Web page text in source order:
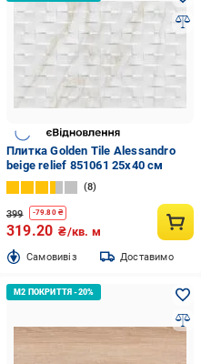
Плитка Golden Tile Alessandro
beige relief 851061 25x40 см
8
399 -79.80₴
319.20 ₴/кв. м
Cамовивіз Доставимо